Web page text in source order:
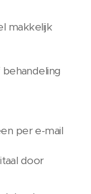
makkelijk
per e-mail
door